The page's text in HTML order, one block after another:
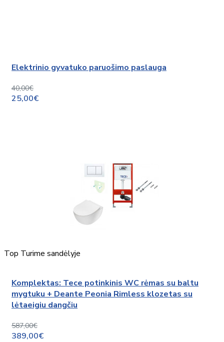
Elektrinio gyvatuko paruošimo paslauga
40,00€
25,00€
Top Turime sandėlyje
Komplektas: Tece potinkinis WC rėmas su baltu
mygtuku + Deante Peonia Rimless klozetas su
lėtaeigiu dangčiu
587,00€
389,00€